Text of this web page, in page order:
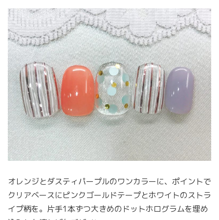
オレンジとダスティパープルのワンカラーに、ポイントで
クリアベースにピンクゴールドテープとホワイトのストラ
イプ柄を。片手1本ずつ大きめのドットホログラムを埋め